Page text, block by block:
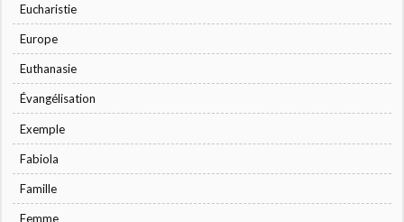
Eucharistie
Europe
Euthanasie
Évangélisation
Exemple
Fabiola
Famille
Femme